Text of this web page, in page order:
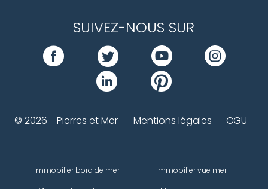
SUIVEZ-NOUS SUR
© 2026 - Pierres et Mer - Mentions légales CGU
Immobilier bord de mer
Immobilier vue mer